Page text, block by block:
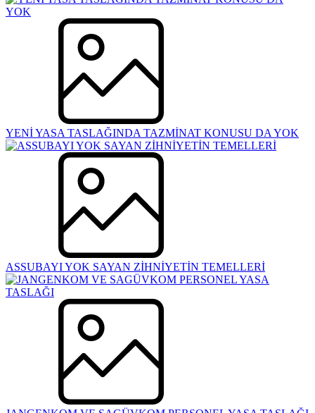
YENİ YASA TASLAĞINDA TAZMİNAT KONUSU DA YOK
ASSUBAYI YOK SAYAN ZİHNİYETİN TEMELLERİ